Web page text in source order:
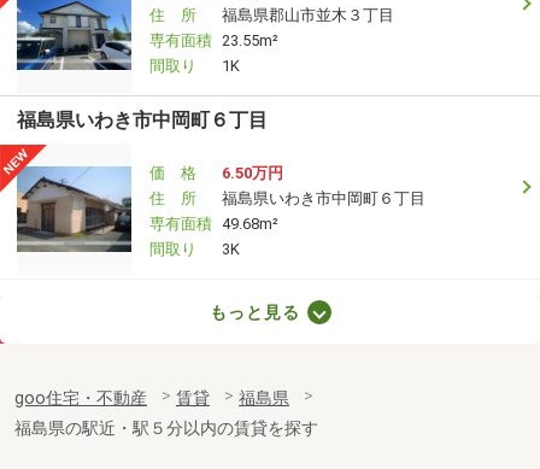
住 所
福島県郡山市並木３丁目
専有面積 23.55m²
間取り
1K
福島県いわき市中岡町６丁目
価 格
6.50万円
住 所
福島県いわき市中岡町６丁目
専有面積 49.68m²
間取り
3K
福島県郡山市小原田５丁目
専有面積
39.92m²
間取り
1LDK
もっと見る
goo住宅・不動産 賃貸
福島県
福島県の駅近・駅５分以内の賃貸を探す